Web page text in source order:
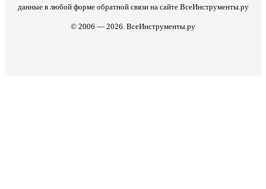
данные в любой форме обратной связи на сайте ВсеИнструменты.ру
© 2006 — 2026. ВсеИнструменты.ру